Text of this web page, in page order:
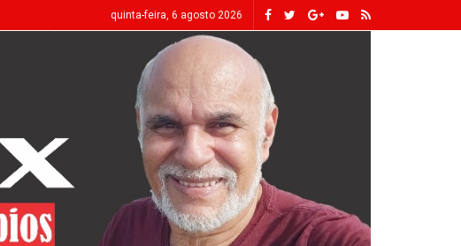
quinta-feira, 6 agosto 2026